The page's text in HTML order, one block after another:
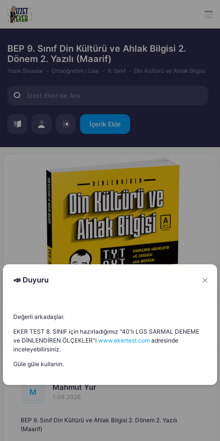
BEP 9. Sınıf Din Kültürü ve Ahlak Bilgisi 2.
Dönem 2. Yazılı (Maarif)
Yazılı Sınavlar Ortaöğretim / Lise 9. Sınıf Din Kültürü ve Ahlak Bilgisi
İçerik Ekle
M Mahmut Yur
1.06.2026
BEP 9. Sınıf Din Kültürü ve Ahlak Bilgisi 2. Dönem 2. Yazılı
(Maarif)
📣 Duyuru
Değerli arkadaşlar.
EKER TEST 8. SINIF için hazırladığımız "40'lı LGS SARMAL DENEME
ve DİNLENDİREN ÖLÇEKLER"i www.ekertest.com adresinde
inceleyebilirsiniz.
Güle güle kullanın.